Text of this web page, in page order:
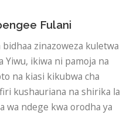
Fulani
zinazoweza kuletwa
Yiwu, ikiwa ni pamoja na
na kiasi kikubwa cha
kushauriana na shirika la
wa ndege kwa orodha ya